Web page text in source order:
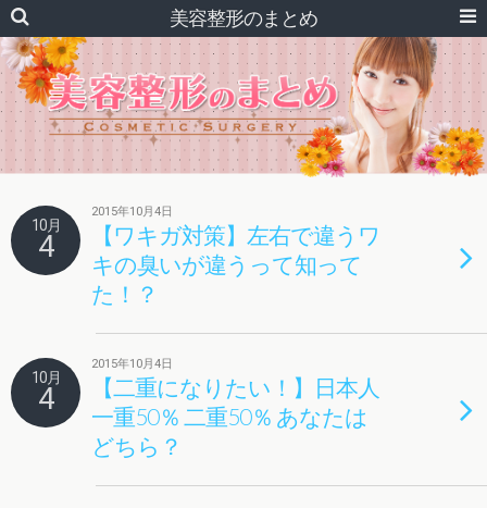
美容整形のまとめ
10月
4
2015年10月4日
【ワキガ対策】左右で違うワ
キの臭いが違うって知って
た！？
10月
4
2015年10月4日
【二重になりたい！】日本人
一重50％ 二重50％ あなたは
どちら？